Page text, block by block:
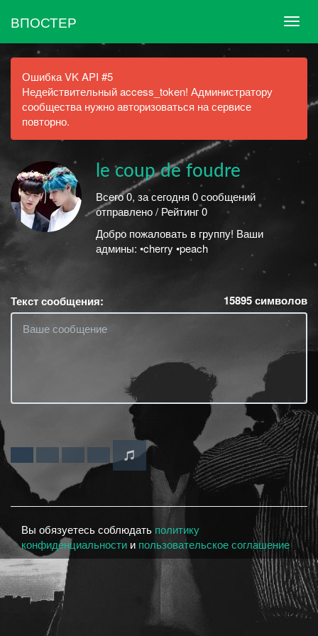
ВПОСТЕР
Ошибка VK API #5
Недействительный access_token! Администратору
сообщества нужно авторизоваться на сервисе
повторно.
le coup de foudre
Всего 0, за сегодня 0 сообщений
отправлено / Рейтинг 0
Добро пожаловать в группу! Ваши
админы: •cherry •peach
Текст сообщения: 15895символов
Вы обязуетесь соблюдать политику
конфиденциальности и пользовательское соглашение